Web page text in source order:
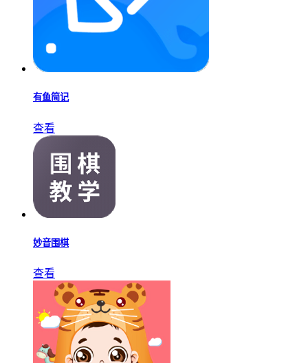
查看
有鱼简记
查看